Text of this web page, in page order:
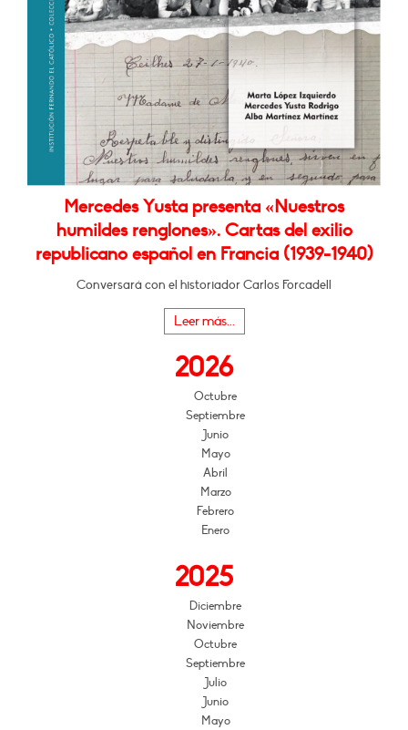
Mercedes Yusta presenta «Nuestros
humildes renglones». Cartas del exilio
republicano español en Francia (1939-1940)
Conversará con el historiador Carlos Forcadell
Leer más...
2026
Octubre
Septiembre
Junio
Mayo
Abril
Marzo
Febrero
Enero
2025
Diciembre
Noviembre
Octubre
Septiembre
Julio
Junio
Mayo